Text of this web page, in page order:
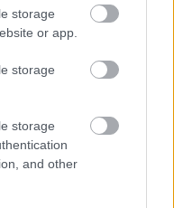
storage
or app.
storage
storage
and other